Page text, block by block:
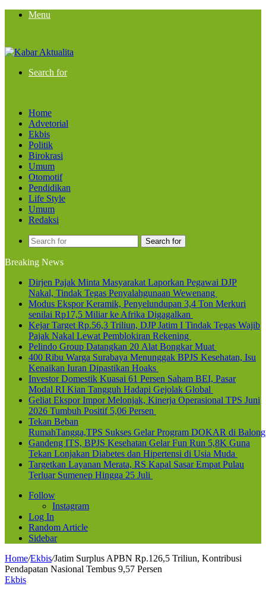
Menu
Search for
Home
Advetorial
Ekbis
Politik
Birokrasi
Umum
Otomotif
Pendidikan
Life Style
Umum
Redaksi
Search for
Breaking News
Dirjen Pajak Minta Masyarakat Laporkan Pegawai DJP
Nakal, Tindak Tegas Penyalahgunaan Wewenang
Modus Ekspor Keramik, Penyelundupan 3,4 Ton Merkuri
senilai Rp17,5 Miliar ke Afrika Digagalkan
Kejar Target Rp.56,3 Triliun, DJP Jatim I Tindak Tegas Wajib
Pajak Nakal Lewat Pemblokiran Rekening
Pelindo Group Datangkan 20 Alat Bongkar Muat
400 Ribu Warga Surabaya Menunggak BPJS Kesehatan, Isu
Kenaikan Iuran Dipastikan Hoaks
Investor Domestik Kuasai 61 Persen Saham BEI, Pasar
Modal RI Kian Tangguh Hadapi Gejolak Global
Geliat Ekspor Impor Melonjak, Kinerja Operasional TPS Juni
2026 Tumbuh Positif 5,06 Persen
Tekan Beban
RumahTangga,TPS Sukses Gelar Program DOKAR di
Gandeng ITS, BPJS Kesehatan Gelar Fun Run 5,8K Guna
Tekan Lonjakan Diabetes dan Hipertensi di Usia Muda
Targetkan Layanan Merata, RS Kapal Sasar Empat Pulau
Terluar Sumenep Hingga 25 Juli
Follow
Instagram
Log In
Random Article
Sidebar
Home/Ekbis/Jatim Surplus APBN Rp.126,5 Triliun, Kontribusi
Pendapatan Nasional Tembus 9,57 Persen
Ekbis